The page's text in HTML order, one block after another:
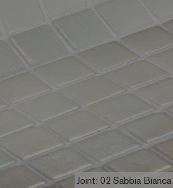
Joint: 02 Sabbia Bianca